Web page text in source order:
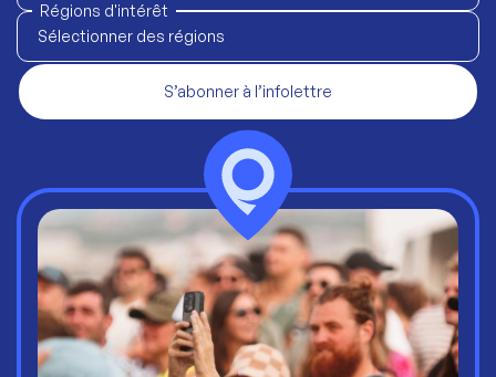
Régions d'intérêt
Sélectionner des régions
S’abonner à l’infolettre